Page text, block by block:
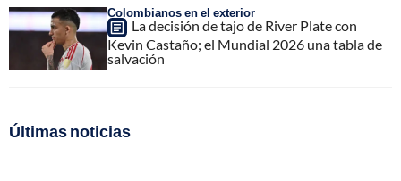
Colombianos en el exterior
La decisión de tajo de River Plate con
Kevin Castaño; el Mundial 2026 una tabla de
salvación
Últimas noticias